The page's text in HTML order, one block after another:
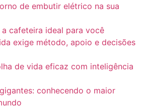
de embutir elétrico na sua
cafeteira ideal para você
exige método, apoio e decisões
de vida eficaz com inteligência
conhecendo o maior